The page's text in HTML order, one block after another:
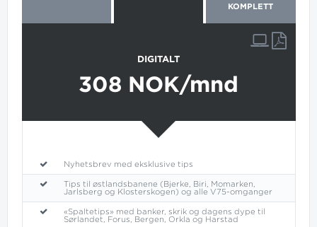
KOMPLETT
DIGITALT
308 NOK/mnd
Nyhetsbrev med eksklusive tips
Tips til østlandsbanene (Bjerke, Biri, Momarken,
Jarlsberg og Klosterskogen) og alle V75-omganger
«Spaltetips» med banker, skrik og dagens dype til
Sørlandet, Forus, Bergen, Orkla og Harstad